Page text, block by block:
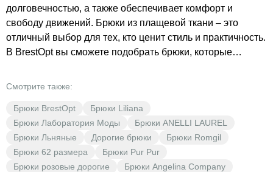
долговечностью, а также обеспечивает комфорт и
свободу движений. Брюки из плащевой ткани – это
отличный выбор для тех, кто ценит стиль и практичность.
В BrestOpt вы сможете подобрать брюки, которые
возможность обновить свой гардероб по выгодным
вас качеством и доступными ценами.
Смотрите также:
Брюки BrestOpt
Брюки Liliana
Брюки Лаборатория Моды
Брюки ANELLI LAUREL
Брюки Льняные
Дорогие брюки
Брюки Romgil
Брюки 62 размера
Брюки Pur Pur
Брюки розовые дорогие
Брюки Angelina Company